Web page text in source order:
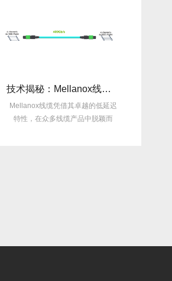
技术揭秘：Mellanox线缆低延迟背后的“信号优化”黑科技！
Mellanox线缆凭借其卓越的低延迟
特性，在众多线缆产品中脱颖而